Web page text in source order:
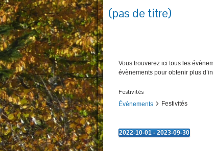
(pas de titre)
Vous trouverez ici tous les
évènements pour obtenir plus
Festivités
Évènements Festivités
Évènements
2022-10-01 - 2023-09-30